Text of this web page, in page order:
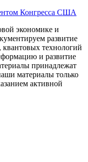
Конгресса США
экономике и
развитие
квантовых технологий
и развитие
принадлежат
материалы только
активной